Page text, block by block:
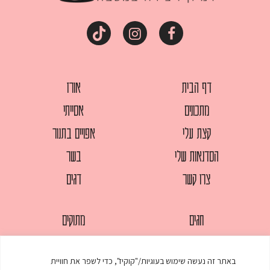
באתר זה נעשה שימוש בעוגיות/"קוקיז", כדי לשפר את חוויית
דף הבית
מתכונים
קצת עלי
הסדנאות שלי
צרו קשר
אורז
אסייתי
אפויים בתנור
בשר
דגים
חגים
מאפים
מתוקים
עוגות